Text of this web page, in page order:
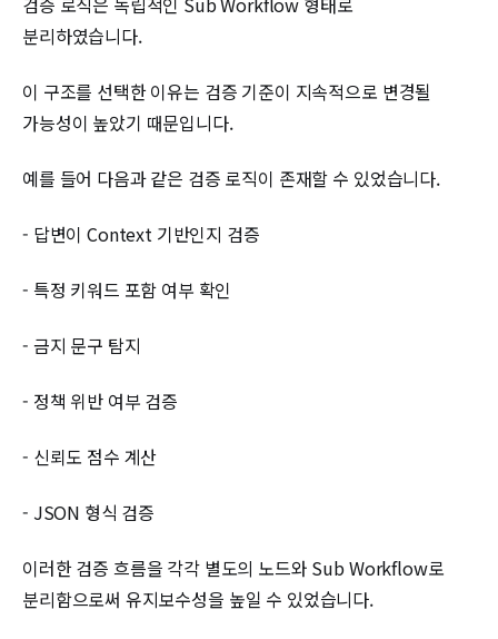
분리하였습니다.
이 구조를 선택한 이유는 검증 기준이 지속적으로 변경될
가능성이 높았기 때문입니다.
예를 들어 다음과 같은 검증 로직이 존재할 수 있었습니다.
- 답변이 Context 기반인지 검증
- 특정 키워드 포함 여부 확인
- 금지 문구 탐지
- 정책 위반 여부 검증
- 신뢰도 점수 계산
- JSON 형식 검증
이러한 검증 흐름을 각각 별도의 노드와 Sub Workflow로
분리함으로써 유지보수성을 높일 수 있었습니다.